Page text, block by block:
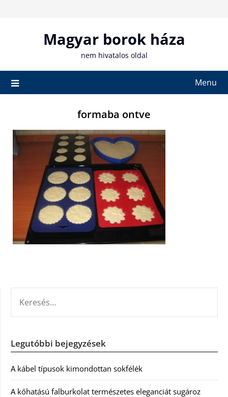
Magyar borok háza
nem hivatalos oldal
Menu
formaba ontve
Legutóbbi bejegyzések
A kábel típusok kimondottan sokfélék
A kőhatású falburkolat természetes eleganciát sugároz